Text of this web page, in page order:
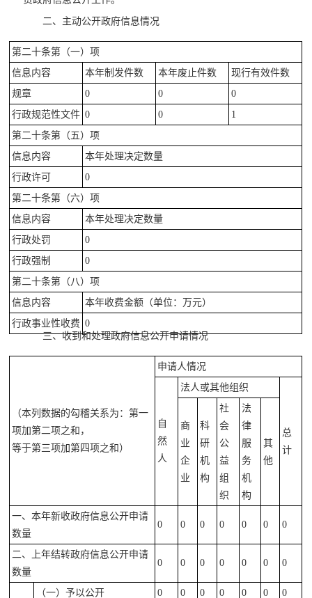
二、主动公开政府信息情况
第二十条第（一）项
信息内容
本年制发件数 本年废止件数
现行有效件数
规章
0 0
0
行政规范性文件 0 0
1
第二十条第（五）项
信息内容
本年处理决定数量
行政许可
0
第二十条第（六）项
信息内容
本年处理决定数量
行政处罚
0
行政强制
0
第二十条第（八）项
信息内容
本年收费金额（单位：万元）
行政事业性收费 0
三、收到和处理政府信息公开申请情况
（本列数据的勾稽关系为：第一
项加第二项之和，
等于第三项加第四项之和）
申请人情况
自
然
人
法人或其他组织
总
计
商
业
企
业
科
研
机
构
社
会
公
益
组
织
法
律
服
务
机
构
其
他
一、本年新收政府信息公开申请
数量
0 0 0 0 0 0 0
二、上年结转政府信息公开申请
数量
0 0 0 0 0 0 0
（一）予以公开 0 0 0 0 0 0 0